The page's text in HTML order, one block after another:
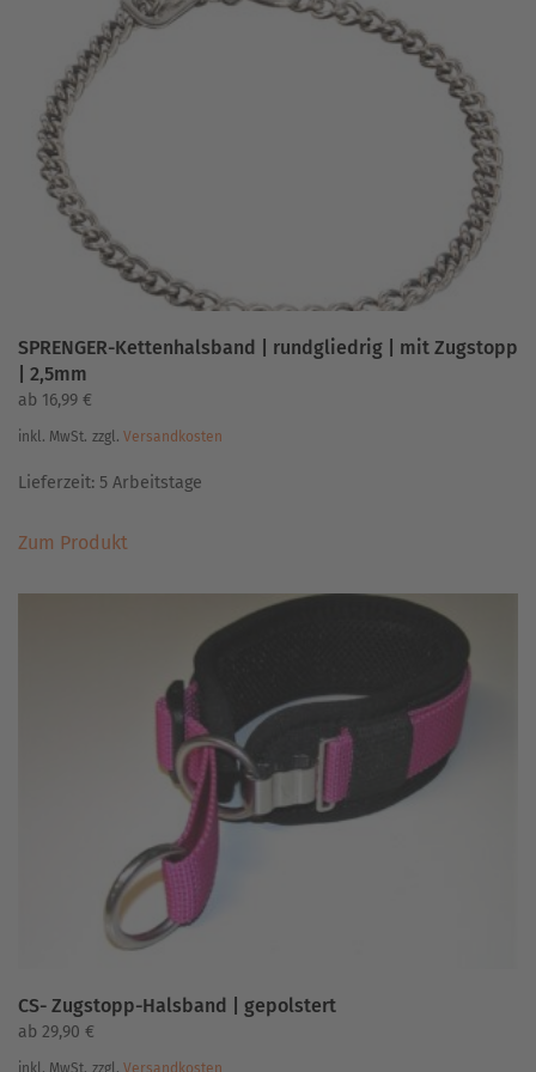
SPRENGER-Kettenhalsband | rundgliedrig | mit Zugstopp
| 2,5mm
ab 16,99 €
inkl. MwSt. zzgl. Versandkosten
Lieferzeit: 5 Arbeitstage
Zum ProduktProdukt
Varianten
Optionen
können
Produktseite
gewählt
werden
CS- Zugstopp-Halsband | gepolstert
ab 29,90 €
inkl. MwSt. zzgl. Versandkosten